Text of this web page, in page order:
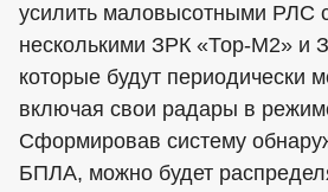
усилить маловысотными РЛС
несколькими ЗРК «Тор-М2» и
которые будут периодически
включая свои радары в
Сформировав систему
БПЛА, можно будет